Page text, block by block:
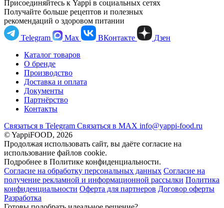
Присоединяйтесь к Yappi в социальных сетях
Получайте больше рецептов и полезных
рекомендаций о здоровом питании
Telegram
Max ВКонтакте
Дзен
Каталог товаров
О бренде
Производство
Доставка и оплата
Документы
Партнёрство
Контакты
Связаться в Telegram Связаться в МАХ info@yappi-food.ru
© YappiFOOD, 2026
Продолжая использовать сайт, вы даёте согласие на
использование файлов cookie.
Подробнее в Политике конфиденциальности.
Согласие на обработку персональных данных Согласие на
получение рекламной и информационной рассылки Политика
конфиденциальности Оферта для партнеров Договор оферты
Разработка